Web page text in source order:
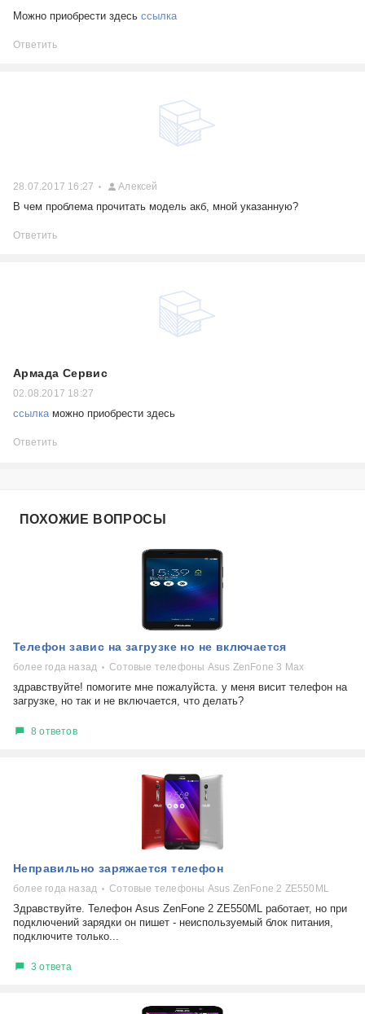
Можно приобрести здесь ссылка
Ответить
28.07.2017 16:27 Алексей
В чем проблема прочитать модель акб, мной указанную?
Ответить
Армада Сервис
02.08.2017 18:27
ссылкаможно приобрести здесь
Ответить
ПОХОЖИЕ ВОПРОСЫ
Телефон завис на загрузке но не включается
более года назад Сотовые телефоны Asus ZenFone 3 Max
здравствуйте! помогите мне пожалуйста. у меня висит телефон на
загрузке, но так и не включается, что делать?
8 ответов
Неправильно заряжается телефон
более года назад Сотовые телефоны Asus ZenFone 2 ZE550ML
Здравствуйте. Телефон Asus ZenFone 2 ZE550ML работает, но при
подключений зарядки он пишет - неиспользуемый блок питания,
подключите только...
3 ответа